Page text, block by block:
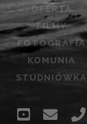
OFERTA
FILMY
FOTOGRAFIA
KOMUNIA
STUDNIÓWKA